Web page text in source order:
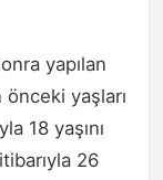
yapılan
yaşları
18 yaşını
26